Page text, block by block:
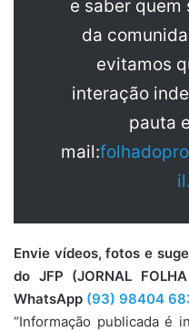
e saber quem
da
evitamos
interação
pauta
mail:
Envie vídeos, fotos e
do JFP (JORNAL
WhatsApp (93) 98404
“Informação publicada é